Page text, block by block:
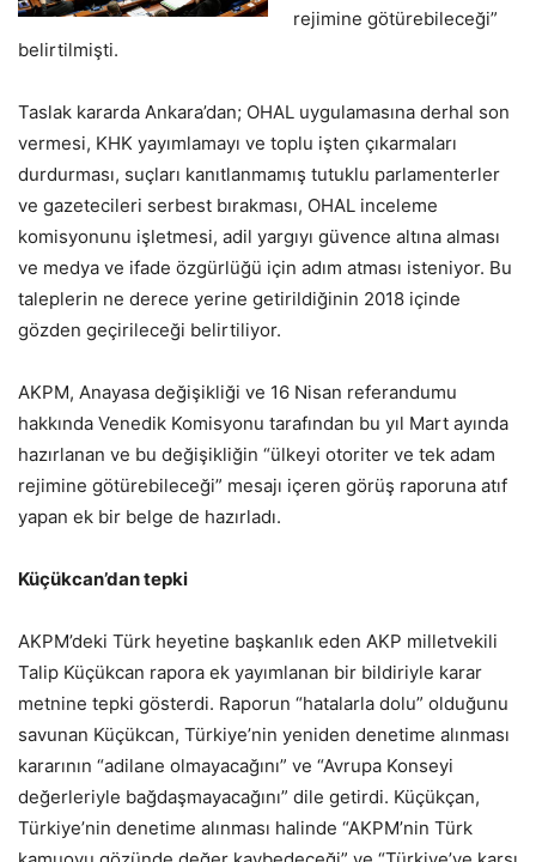
rejimine götürebileceği”
belirtilmişti.
Taslak kararda Ankara’dan; OHAL uygulamasına derhal son
vermesi, KHK yayımlamayı ve toplu işten çıkarmaları
durdurması, suçları kanıtlanmamış tutuklu parlamenterler
ve gazetecileri serbest bırakması, OHAL inceleme
komisyonunu işletmesi, adil yargıyı güvence altına alması
ve medya ve ifade özgürlüğü için adım atması isteniyor. Bu
taleplerin ne derece yerine getirildiğinin 2018 içinde
gözden geçirileceği belirtiliyor.
AKPM, Anayasa değişikliği ve 16 Nisan referandumu
hakkında Venedik Komisyonu tarafından bu yıl Mart ayında
hazırlanan ve bu değişikliğin “ülkeyi otoriter ve tek adam
rejimine götürebileceği” mesajı içeren görüş raporuna atıf
yapan ek bir belge de hazırladı.
Küçükcan’dan tepki
AKPM’deki Türk heyetine başkanlık eden AKP milletvekili
Talip Küçükcan rapora ek yayımlanan bir bildiriyle karar
metnine tepki gösterdi. Raporun “hatalarla dolu” olduğunu
savunan Küçükcan, Türkiye’nin yeniden denetime alınması
kararının “adilane olmayacağını” ve “Avrupa Konseyi
değerleriyle bağdaşmayacağını” dile getirdi. Küçükçan,
Türkiye’nin denetime alınması halinde “AKPM’nin Türk